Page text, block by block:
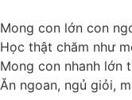
Mong con lớn con
Học thật chăm như
Mong con nhanh lớn
Ăn ngoan, ngủ giỏi,